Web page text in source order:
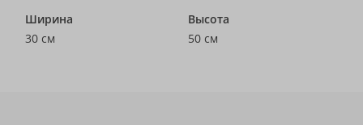
Ширина
30 см
Высота
50 см